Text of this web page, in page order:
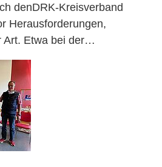
denDRK-Kreisverband
Herausforderungen,
Art. Etwa bei der…